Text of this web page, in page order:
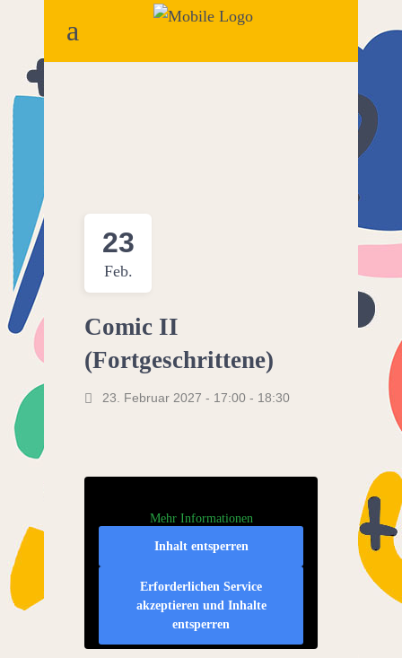
23
Feb.
Comic II
(Fortgeschrittene)
23. Februar 2027 - 17:00 - 18:30
Mehr Informationen
Inhalt entsperren
Erforderlichen Service
akzeptieren und Inhalte
entsperren